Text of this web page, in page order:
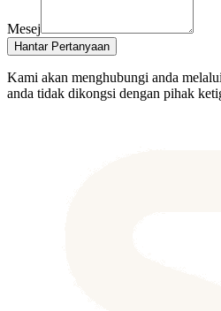
Mesej
Hantar Pertanyaan
Kami akan menghubungi anda
anda tidak dikongsi dengan pihak